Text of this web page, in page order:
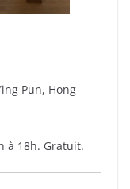
Pun, Hong
à 18h. Gratuit.